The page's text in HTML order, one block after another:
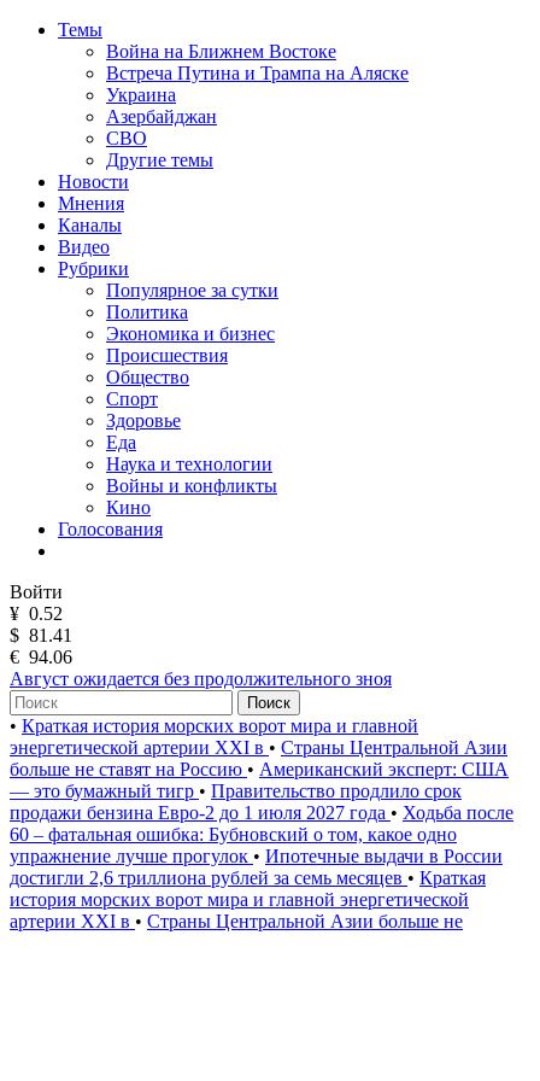
Темы
Война на Ближнем Востоке
Встреча Путина и Трампа на Аляске
Украина
Азербайджан
СВО
Другие темы
Новости
Мнения
Каналы
Видео
Рубрики
Популярное за сутки
Политика
Экономика и бизнес
Происшествия
Общество
Спорт
Здоровье
Еда
Наука и технологии
Войны и конфликты
Кино
Голосования
Войти
¥ 0.52
$ 81.41
€ 94.06
Август ожидается без продолжительного зноя
Поиск
• Краткая история морских ворот мира и главной
энергетической артерии XXI в • Страны Центральной Азии
больше не ставят на Россию • Американский эксперт: США
— это бумажный тигр • Правительство продлило срок
продажи бензина Евро-2 до 1 июля 2027 года • Ходьба после
60 – фатальная ошибка: Бубновский о том, какое одно
упражнение лучше прогулок • Ипотечные выдачи в России
достигли 2,6 триллиона рублей за семь месяцев • Краткая
история морских ворот мира и главной энергетической
артерии XXI в • Страны Центральной Азии больше не